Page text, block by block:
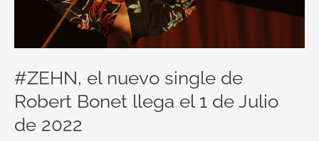
#ZEHN, el nuevo single de
Robert Bonet llega el 1 de Julio
de 2022